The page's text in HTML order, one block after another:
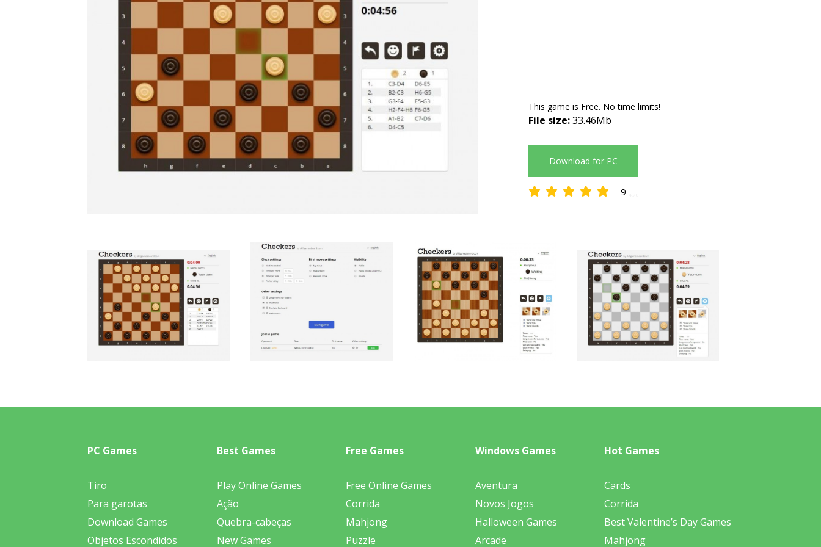
This game is Free. No time limits!
File size:33.46Mb
Download for PC
9
PC Games
Tiro
Para garotas
Download Games
Objetos Escondidos
Best Games
Play Online Games
Ação
Quebra-cabeças
New Games
Free Games
Free Online Games
Corrida
Mahjong
Puzzle
Windows Games
Aventura
Novos Jogos
Halloween Games
Arcade
Hot Games
Cards
Corrida
Best Valentine’s Day Games
Mahjong